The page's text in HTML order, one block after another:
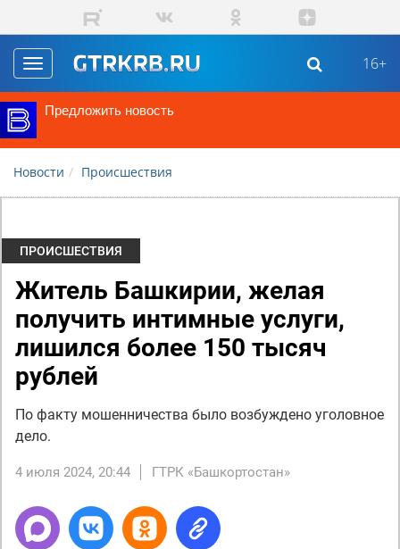
Перейти к основному содержанию
Toggle
navigation
16+
Предложить новость
Новости Происшествия
ПРОИСШЕСТВИЯ
Житель Башкирии, желая
получить интимные услуги,
лишился более 150 тысяч
рублей
По факту мошенничества было возбуждено уголовное
дело.
4 июля 2024, 20:44 ГТРК «Башкортостан»